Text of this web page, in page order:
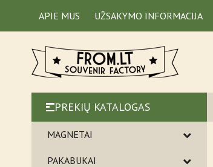
APIE MUS UŽSAKYMO INFORMACIJA
PREKIŲ KATALOGAS
MAGNETAI
PAKABUKAI